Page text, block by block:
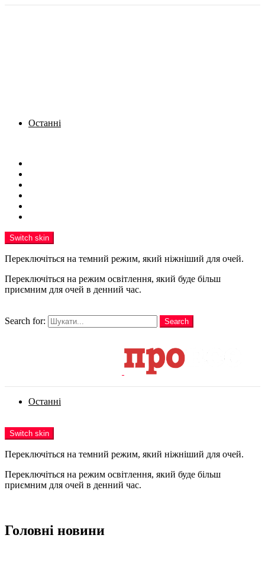
Останні
Switch skin
Переключіться на темний режим, який ніжніший для очей.
Переключіться на режим освітлення, який буде більш
приємним для очей в денний час.
Search for:
Search
Останні
Switch skin
Переключіться на темний режим, який ніжніший для очей.
Переключіться на режим освітлення, який буде більш
приємним для очей в денний час.
Головні новини